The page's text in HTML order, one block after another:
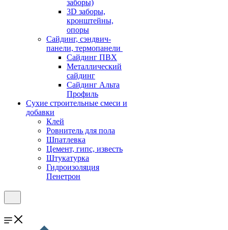
заборы)
3D заборы,
кронштейны,
опоры
Cайдинг, сэндвич-
панели, термопанели
Сайдинг ПВХ
Металлический
сайдинг
Сайдинг Альта
Профиль
Сухие строительные смеси и
добавки
Клей
Ровнитель для пола
Шпатлевка
Цемент, гипс, известь
Штукатурка
Гидроизоляция
Пенетрон